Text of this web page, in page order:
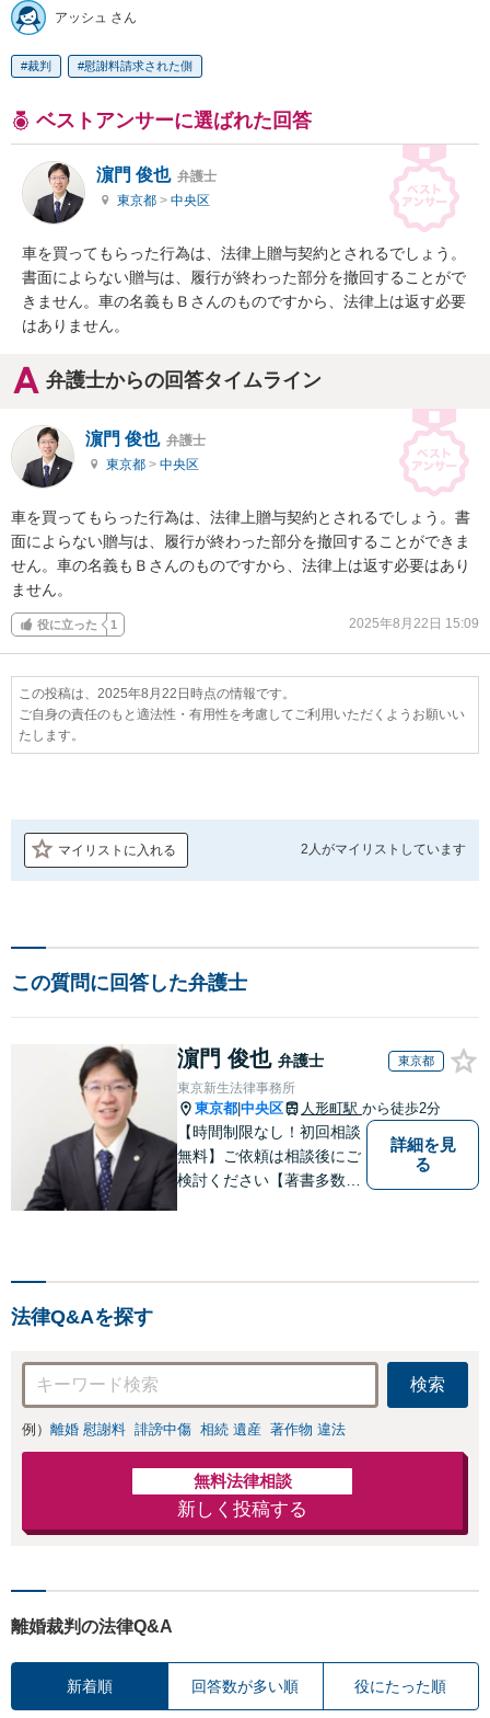
アッシュ さん
裁判 慰謝料請求された側
ベストアンサーに選ばれた回答
濵門 俊也 弁護士
東京都 > 中央区
車を買ってもらった行為は、法律上贈与契約とされるでしょう。
書面によらない贈与は、履行が終わった部分を撤回することがで
きません。車の名義もＢさんのものですから、法律上は返す必要
はありません。
弁護士からの回答タイムライン
濵門 俊也 弁護士
東京都 > 中央区
車を買ってもらった行為は、法律上贈与契約とされるでしょう。書
面によらない贈与は、履行が終わった部分を撤回することができま
せん。車の名義もＢさんのものですから、法律上は返す必要はあり
ません。
役に立った 1 2025年8月22日 15:09
この投稿は、2025年8月22日時点の情報です。
ご自身の責任のもと適法性・有用性を考慮してご利用いただくようお願いい
たします。
マイリストに入れる 2人がマイリストしています
この質問に回答した弁護士
濵門 俊也 弁護士 東京都
東京新生法律事務所
東京都 中央区 人形町駅 から徒歩2分
【時間制限なし！初回相談
無料】ご依頼は相談後にご
検討ください【著書多数】
詳細を見
る
法律Q&Aを探す
検索
例） 離婚 慰謝料 誹謗中傷 相続 遺産 著作物 違法
無料法律相談
新しく投稿する
離婚裁判の法律Q&A
新着順 回答数が多い順 役にたった順